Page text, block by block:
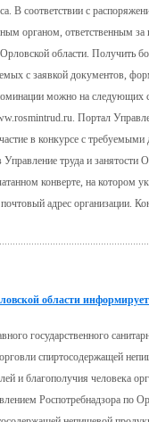
В соответствии с
органом, ответственным за
Орловской области.
с заявкой документов,
можно на следующих
Портал
в конкурсе с
труда и занятости
конверте, на котором
адрес организации.
области информирует
государственного
спиртосодержащей
и благополучия человека
Роспотребнадзора по